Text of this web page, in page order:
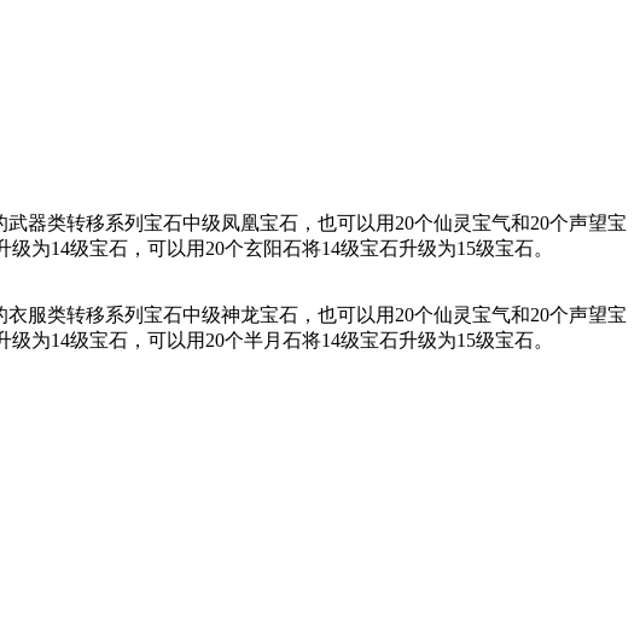
类转移系列宝石中级凤凰宝石，也可以用20个仙灵宝气和20个声望宝
为14级宝石，可以用20个玄阳石将14级宝石升级为15级宝石。
类转移系列宝石中级神龙宝石，也可以用20个仙灵宝气和20个声望宝
为14级宝石，可以用20个半月石将14级宝石升级为15级宝石。